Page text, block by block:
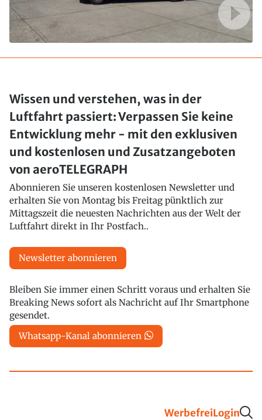
Wissen und verstehen, was in der
Luftfahrt passiert: Verpassen Sie keine
Entwicklung mehr - mit den exklusiven
und kostenlosen und Zusatzangeboten
von aeroTELEGRAPH
Abonnieren Sie unseren kostenlosen Newsletter und
erhalten Sie von Montag bis Freitag pünktlich zur
Mittagszeit die neuesten Nachrichten aus der Welt der
Luftfahrt direkt in Ihr Postfach..
Newsletter abonnieren
Bleiben Sie immer einen Schritt voraus und erhalten Sie
Breaking News sofort als Nachricht auf Ihr Smartphone
gesendet.
Whatsapp-Kanal abonnieren
WerbefreiLogin